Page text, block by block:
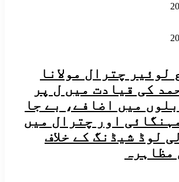
لوئیر چترال مولانا
کی قیادت میں ل پر
میں اضافے، بے جا
اور چترال میں
لوڈ شیڈنگ کے خلاف
مظاہرہ